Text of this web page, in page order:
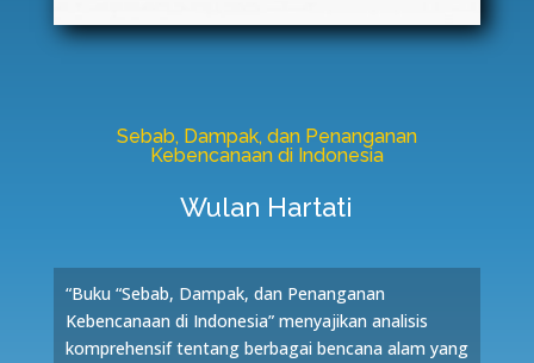
Sebab, Dampak, dan Penanganan
Kebencanaan di Indonesia
Wulan Hartati
“Buku “Sebab, Dampak, dan Penanganan
Kebencanaan di Indonesia” menyajikan analisis
komprehensif tentang berbagai bencana alam yang